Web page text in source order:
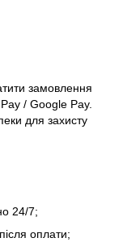
замовлення
/ Google Pay.
для захисту
24/7;
оплати;